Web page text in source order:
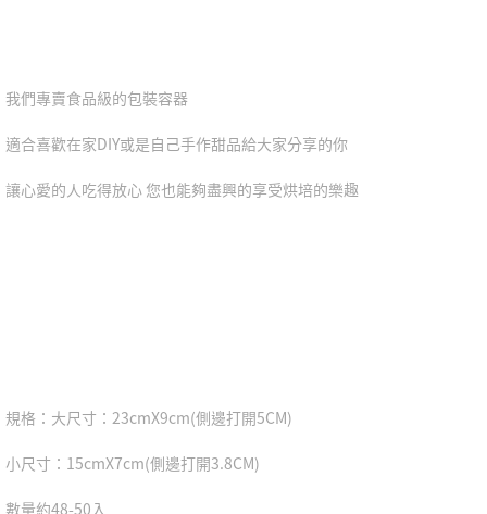
我們專賣食品級的包裝容器
適合喜歡在家DIY或是自己手作甜品給大家分享的你
讓心愛的人吃得放心 您也能夠盡興的享受烘培的樂趣
規格：大尺寸：23cmX9cm(側邊打開5CM)
小尺寸：15cmX7cm(側邊打開3.8CM)
數量約48-50入